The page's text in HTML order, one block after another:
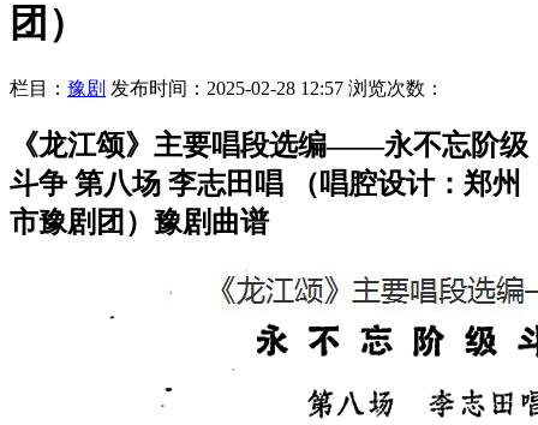
团）
栏目： 豫剧 发布时间：2025-02-28 12:57 浏览次数：
《龙江颂》主要唱段选编——永不忘阶级
斗争 第八场 李志田唱 （唱腔设计：郑州
市豫剧团）豫剧曲谱